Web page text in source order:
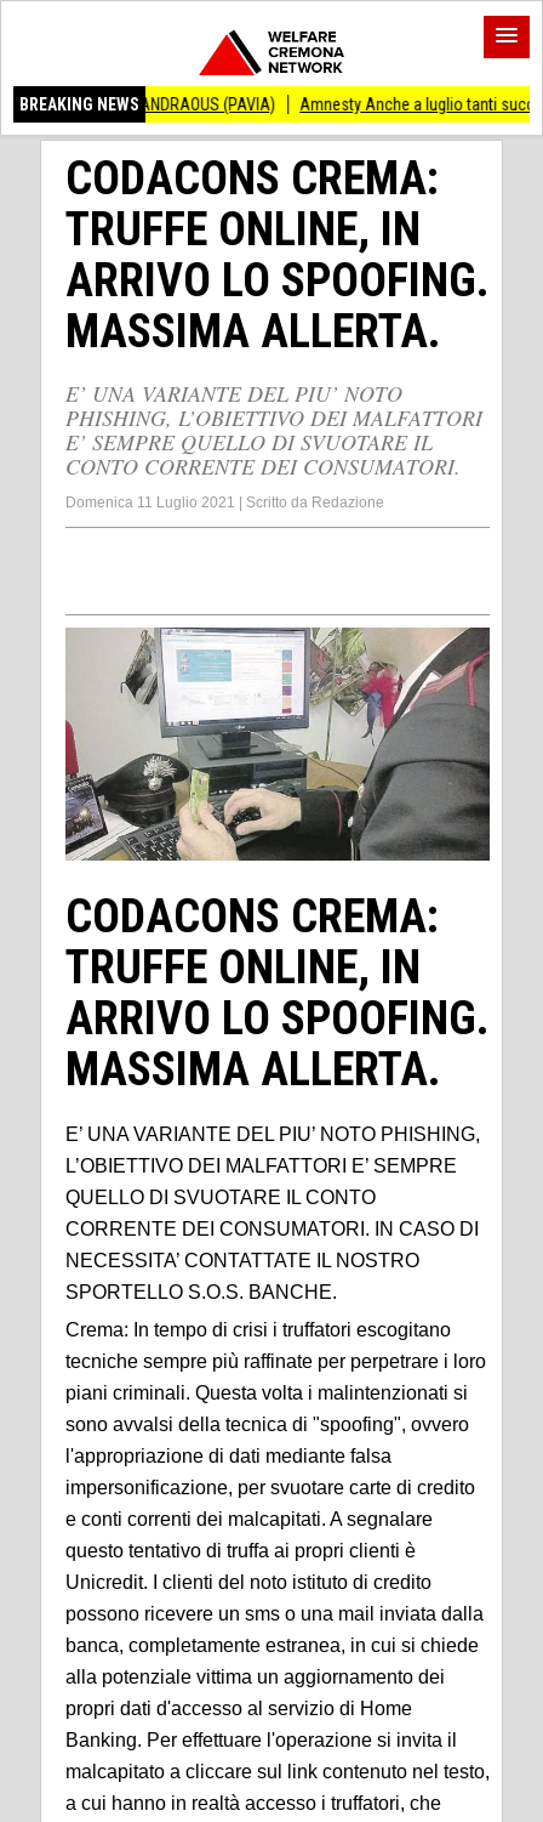
BREAKING NEWS
ANDRAOUS (PAVIA) Amnesty Anche a luglio tanti successi ed
CODACONS CREMA:
TRUFFE ONLINE, IN
ARRIVO LO SPOOFING.
MASSIMA ALLERTA.
E’ UNA VARIANTE DEL PIU’ NOTO
PHISHING, L’OBIETTIVO DEI MALFATTORI
E’ SEMPRE QUELLO DI SVUOTARE IL
CONTO CORRENTE DEI CONSUMATORI.
Domenica 11 Luglio 2021 Scritto da Redazione
CODACONS CREMA:
TRUFFE ONLINE, IN
ARRIVO LO SPOOFING.
MASSIMA ALLERTA.
E’ UNA VARIANTE DEL PIU’ NOTO PHISHING,
L’OBIETTIVO DEI MALFATTORI E’ SEMPRE
QUELLO DI SVUOTARE IL CONTO
CORRENTE DEI CONSUMATORI. IN CASO DI
NECESSITA’ CONTATTATE IL NOSTRO
SPORTELLO S.O.S. BANCHE.
Crema: In tempo di crisi i truffatori escogitano
tecniche sempre più raffinate per perpetrare i loro
piani criminali. Questa volta i malintenzionati si
sono avvalsi della tecnica di "spoofing", ovvero
l'appropriazione di dati mediante falsa
impersonificazione, per svuotare carte di credito
e conti correnti dei malcapitati. A segnalare
questo tentativo di truffa ai propri clienti è
Unicredit. I clienti del noto istituto di credito
possono ricevere un sms o una mail inviata dalla
banca, completamente estranea, in cui si chiede
alla potenziale vittima un aggiornamento dei
propri dati d'accesso al servizio di Home
Banking. Per effettuare l'operazione si invita il
malcapitato a cliccare sul link contenuto nel testo,
a cui hanno in realtà accesso i truffatori, che